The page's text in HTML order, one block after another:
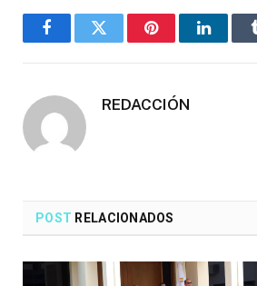
FacebookTwitter Pinterest
REDACCIÓN
POST RELACIONADOS